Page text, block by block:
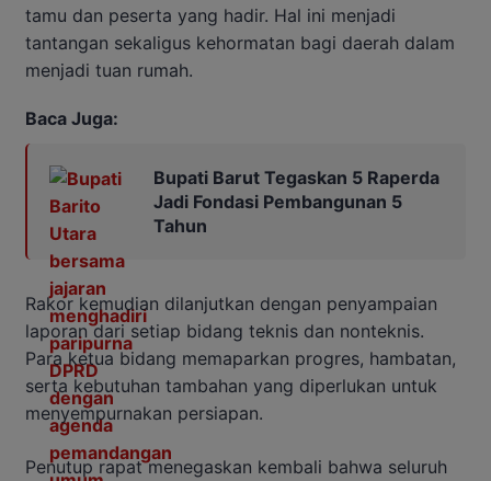
tamu dan peserta yang hadir. Hal ini menjadi
tantangan sekaligus kehormatan bagi daerah dalam
menjadi tuan rumah.
Baca Juga:
Bupati Barut Tegaskan 5 Raperda
Jadi Fondasi Pembangunan 5
Tahun
Rakor kemudian dilanjutkan dengan penyampaian
laporan dari setiap bidang teknis dan nonteknis.
Para ketua bidang memaparkan progres, hambatan,
serta kebutuhan tambahan yang diperlukan untuk
menyempurnakan persiapan.
Penutup rapat menegaskan kembali bahwa seluruh